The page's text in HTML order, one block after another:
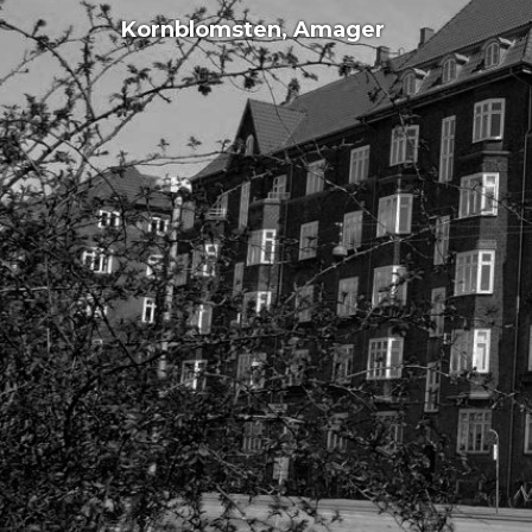
Kornblomsten, Amager